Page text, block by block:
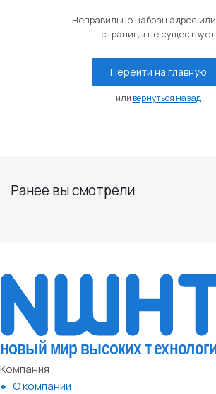
Неправильно набран адрес
страницы не существует
Перейти на главную
или вернуться назад
Ранее вы смотрели
Компания
О компании